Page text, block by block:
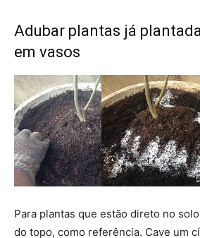
Adubar plantas já
em vasos
Para plantas que estão direto no
do topo, como referência. Cave um